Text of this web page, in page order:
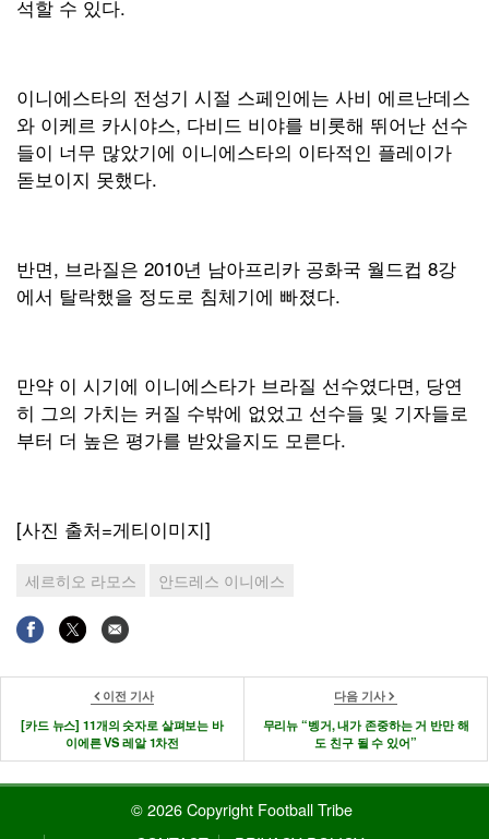
석할 수 있다.
이니에스타의 전성기 시절 스페인에는 사비 에르난데스
와 이케르 카시야스, 다비드 비야를 비롯해 뛰어난 선수
들이 너무 많았기에 이니에스타의 이타적인 플레이가
돋보이지 못했다.
반면, 브라질은 2010년 남아프리카 공화국 월드컵 8강
에서 탈락했을 정도로 침체기에 빠졌다.
만약 이 시기에 이니에스타가 브라질 선수였다면, 당연
히 그의 가치는 커질 수밖에 없었고 선수들 및 기자들로
부터 더 높은 평가를 받았을지도 모른다.
[사진 출처=게티이미지]
세르히오 라모스 안드레스 이니에스
이전 기사
[카드 뉴스] 11개의 숫자로 살펴보는 바
이에른 VS 레알 1차전
다음 기사
무리뉴 “벵거, 내가 존중하는 거 반만 해
도 친구 될 수 있어”
© 2026 Copyright Football Tribe